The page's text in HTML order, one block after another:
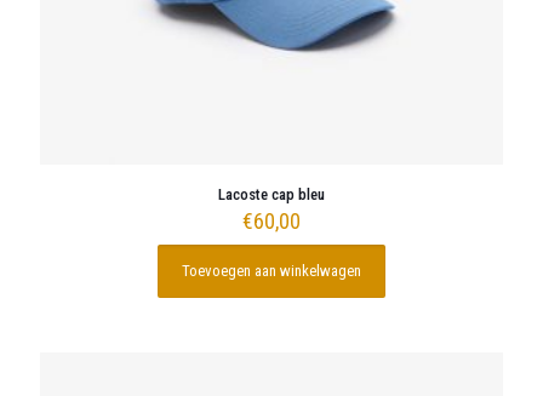
Lacoste cap bleu
€60,00
Toevoegen aan winkelwagen